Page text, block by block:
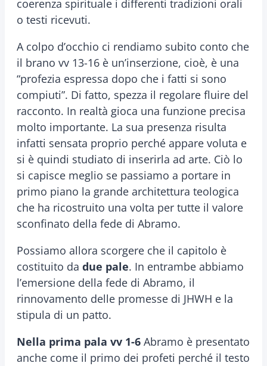
coerenza spirituale i differenti tradizioni orali
o testi ricevuti.
A colpo d’occhio ci rendiamo subito conto che
il brano vv 13-16 è un’inserzione, cioè, è una
“profezia espressa dopo che i fatti si sono
compiuti”. Di fatto, spezza il regolare fluire del
racconto. In realtà gioca una funzione precisa
molto importante. La sua presenza risulta
infatti sensata proprio perché appare voluta e
si è quindi studiato di inserirla ad arte. Ciò lo
si capisce meglio se passiamo a portare in
primo piano la grande architettura teologica
che ha ricostruito una volta per tutte il valore
sconfinato della fede di Abramo.
Possiamo allora scorgere che il capitolo è
costituito da due pale. In entrambe abbiamo
l’emersione della fede di Abramo, il
rinnovamento delle promesse di JHWH e la
stipula di un patto.
Nella prima pala vv 1-6 Abramo è presentato
anche come il primo dei profeti perché il testo